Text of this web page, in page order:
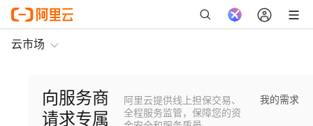
云市场
向服务商
请求专属
阿里云提供线上担保交易、
全程服务监管，保障您的资
我的需求